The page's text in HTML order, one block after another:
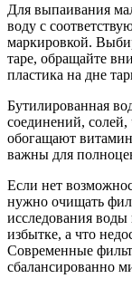
Для выпаивания
воду с
маркировкой.
таре, обращайте
пластика на дне
Бутилированная
соединений, солей,
обогащают
важны для
Если нет
нужно очищать
исследования воды
избытке, а что
Современные
сбалансированно